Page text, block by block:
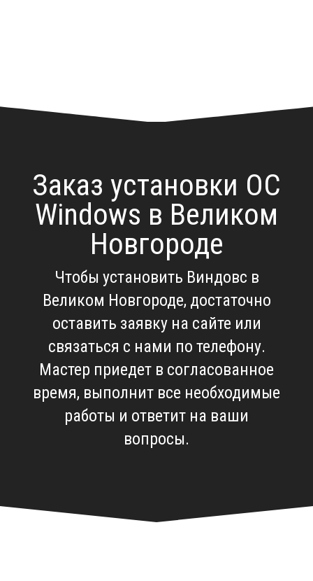
Заказ установки ОС
Windows в Великом
Новгороде
Чтобы установить Виндовс в
Великом Новгороде, достаточно
оставить заявку на сайте или
связаться с нами по телефону.
Мастер приедет в согласованное
время, выполнит все необходимые
работы и ответит на ваши
вопросы.